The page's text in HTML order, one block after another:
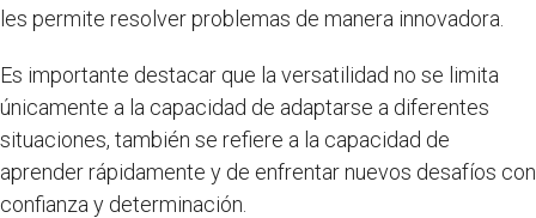
les permite resolver problemas de manera innovadora.
Es importante destacar que la versatilidad no se limita
únicamente a la capacidad de adaptarse a diferentes
situaciones, también se refiere a la capacidad de
aprender rápidamente y de enfrentar nuevos desafíos con
confianza y determinación.